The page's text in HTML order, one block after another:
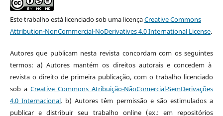
Este trabalho está licenciado sob uma licençaCreative Commons
Attribution-NonCommercial-NoDerivatives 4.0 International License.
Autores que publicam nesta revista concordam com os seguintes
termos: a) Autores mantém os direitos autorais e concedem à
revista o direito de primeira publicação, com o trabalho licenciado
sob a Creative Commons Atribuição-NãoComercial-SemDerivações
4.0 Internacional. b) Autores têm permissão e são estimulados a
publicar e distribuir seu trabalho online (ex.: em repositórios